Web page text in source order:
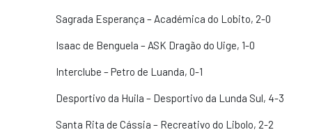
Sagrada Esperança – Académica do Lobito, 2-0
Isaac de Benguela – ASK Dragão do Uige, 1-0
Interclube – Petro de Luanda, 0-1
Desportivo da Huila – Desportivo da Lunda Sul, 4-3
Santa Rita de Cássia – Recreativo do Libolo, 2-2